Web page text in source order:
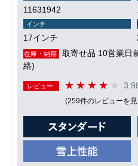
11631942
インチ
17インチ
在庫・納期
取寄せ品 10営業日
絡)
レビュー
(259件のレビューを